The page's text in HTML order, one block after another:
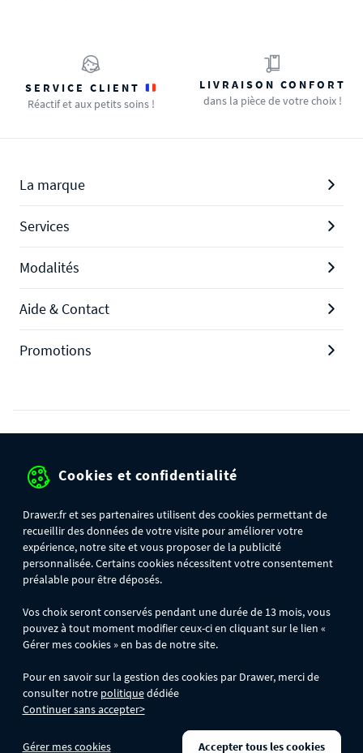
SERVICE CLIENT
Réactif et aux petits soins !
LIVRAISON CONFORT
dans la pièce de votre choix !
La marque
Services
Modalités
Aide & Contact
Promotions
Mentions légales
Gérer mes cookies
commande :
- 30€ sur votre commande dès 300€ d'achat, avec le code BIKINI30
- 50€ sur votre commande dès 500€ d'achat, avec le code BIKINI50
Les codes BIKINI30, BIKINI50 et BIKINI100 ne sont valables que sur
www.drawer.fr; ils ne sont pas cumulables entre eux, ni avec d'autres codes
promotionnels. La remise se calculera automatiquement dans votre panier
lors de la saisie du code adéquat.
DRAWER DAYS- Du 29/07 au 11/08 inclus : profitez de remises allant jusqu'à
Cookies et confidentialité
Drawer.fr et ses partenaires utilisent des cookies permettant de
recueillir des données de votre visite pour améliorer votre
expérience, notre site et vous proposer de la publicité
personnalisée. Certains cookies nécessitent votre consentement
préalable pour être déposés.
Vos choix seront conservés pendant une durée de 13 mois, vous
pouvez à tout moment modifier ceux-ci en cliquant sur le lien «
Gérer mes cookies » en bas de notre site.
Pour en savoir sur la gestion des cookies par Drawer, merci de
consulter notre politiquedédiée
Continuer sans accepter>
Gérer mes cookies Accepter tous les cookies